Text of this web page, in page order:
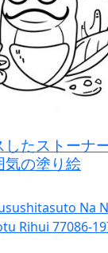
したストーナ
気の塗り絵